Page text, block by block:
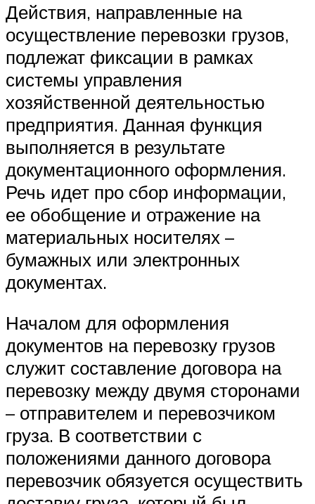
Действия, направленные на
осуществление перевозки грузов,
подлежат фиксации в рамках
системы управления
хозяйственной деятельностью
предприятия. Данная функция
выполняется в результате
документационного оформления.
Речь идет про сбор информации,
ее обобщение и отражение на
материальных носителях –
бумажных или электронных
документах.
Началом для оформления
документов на перевозку грузов
служит составление договора на
перевозку между двумя сторонами
– отправителем и перевозчиком
груза. В соответствии с
положениями данного договора
перевозчик обязуется осуществить